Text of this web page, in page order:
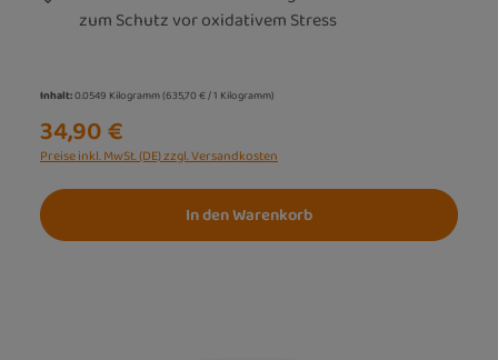
zum Schutz vor oxidativem Stress
Inhalt:0.0549 Kilogramm(635,70 € / 1 Kilogramm)
34,90 €
Preise inkl. MwSt. (DE) zzgl. Versandkosten
In den Warenkorb